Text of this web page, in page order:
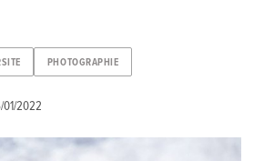
PHOTOGRAPHIE
01/2022